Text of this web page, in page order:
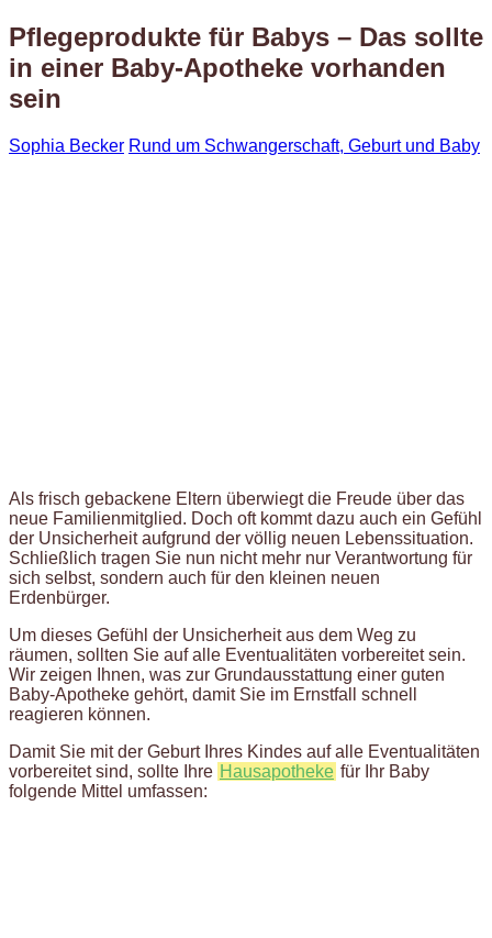
Pflegeprodukte für Babys – Das sollte
in einer Baby-Apotheke vorhanden
sein
Sophia Becker Rund um Schwangerschaft, Geburt und Baby
Als frisch gebackene Eltern überwiegt die Freude über das
neue Familienmitglied. Doch oft kommt dazu auch ein Gefühl
der Unsicherheit aufgrund der völlig neuen Lebenssituation.
Schließlich tragen Sie nun nicht mehr nur Verantwortung für
sich selbst, sondern auch für den kleinen neuen
Erdenbürger.
Um dieses Gefühl der Unsicherheit aus dem Weg zu
räumen, sollten Sie auf alle Eventualitäten vorbereitet sein.
Wir zeigen Ihnen, was zur Grundausstattung einer guten
Baby-Apotheke gehört, damit Sie im Ernstfall schnell
reagieren können.
Damit Sie mit der Geburt Ihres Kindes auf alle Eventualitäten
vorbereitet sind, sollte Ihre Hausapotheke für Ihr Baby
folgende Mittel umfassen: